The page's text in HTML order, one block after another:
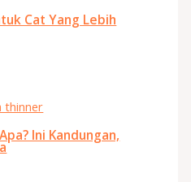
Cat Yang Lebih
Ini Kandungan,